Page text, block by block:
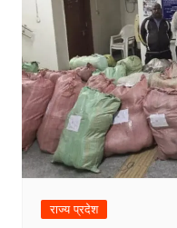
राज्य प्रदेश